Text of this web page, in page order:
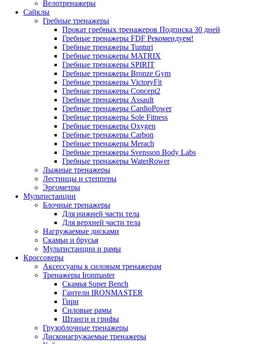
Велотренажеры
Сайклы
Гребные тренажеры
Прокат гребных тренажеров Подписка 30 дней
Гребные тренажеры FDF Рекомендуем!
Гребные тренажеры Tunturi
Гребные тренажеры MATRIX
Гребные тренажеры SPIRIT
Гребные тренажеры Bronze Gym
Гребные тренажеры VictoryFit
Гребные тренажеры Concept2
Гребные тренажеры Assault
Гребные тренажеры CardioPower
Гребные тренажеры Sole Fitness
Гребные тренажеры Oxygen
Гребные тренажеры Carbon
Гребные тренажеры Merach
Гребные тренажеры Svensson Body Labs
Гребные тренажеры WaterRower
Лыжные тренажеры
Лестницы и степперы
Эргометры
Мультистанции
Блочные тренажеры
Для нижней части тела
Для верхней части тела
Нагружаемые дисками
Скамьи и брусья
Мультистанции и рамы
Кроссоверы
Аксессуары к силовым тренажерам
Тренажеры Ironmaster
Скамья Super Bench
Гантели IRONMASTER
Гири
Силовые рамы
Штанги и грифы
Грузоблочные тренажеры
Дисконагружаемые тренажеры